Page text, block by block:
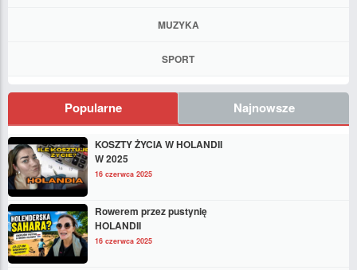
MUZYKA
SPORT
Popularne Najnowsze
KOSZTY ŻYCIA W HOLANDII
W 2025
16 czerwca 2025
Rowerem przez pustynię
HOLANDII
16 czerwca 2025